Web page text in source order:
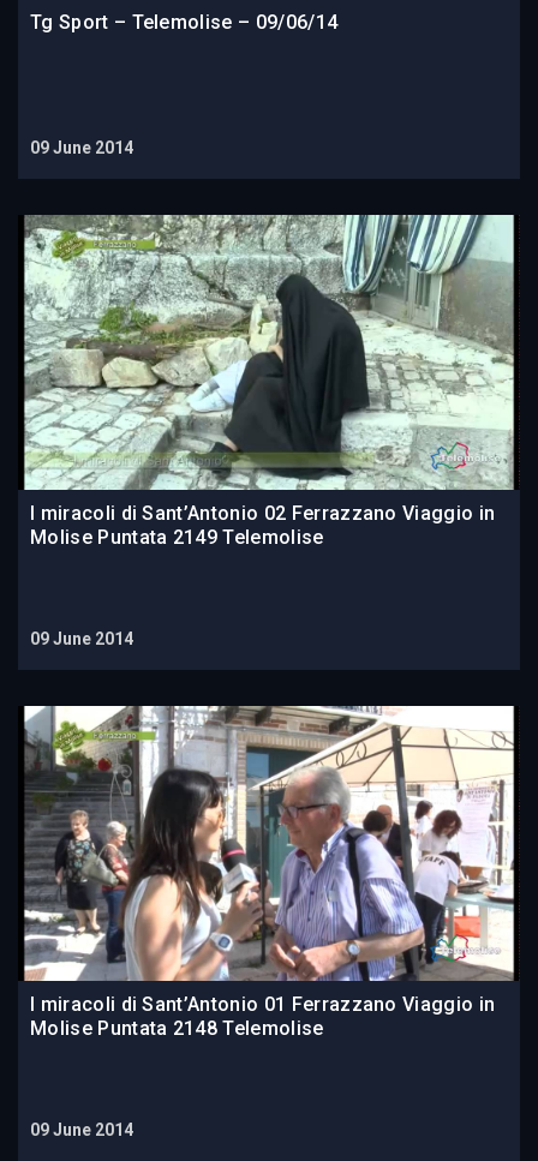
Tg Sport – Telemolise – 09/06/14
09 June 2014
I miracoli di Sant’Antonio 02 Ferrazzano Viaggio in
Molise Puntata 2149 Telemolise
09 June 2014
I miracoli di Sant’Antonio 01 Ferrazzano Viaggio in
Molise Puntata 2148 Telemolise
09 June 2014